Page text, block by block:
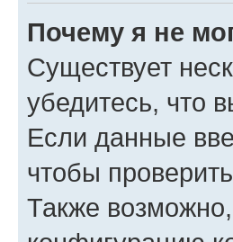
Почему я не
Существует
убедитесь, что
Если данные
чтобы
Также